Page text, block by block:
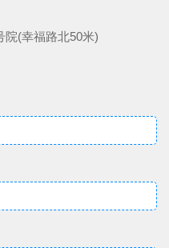
院(幸福路北50米)